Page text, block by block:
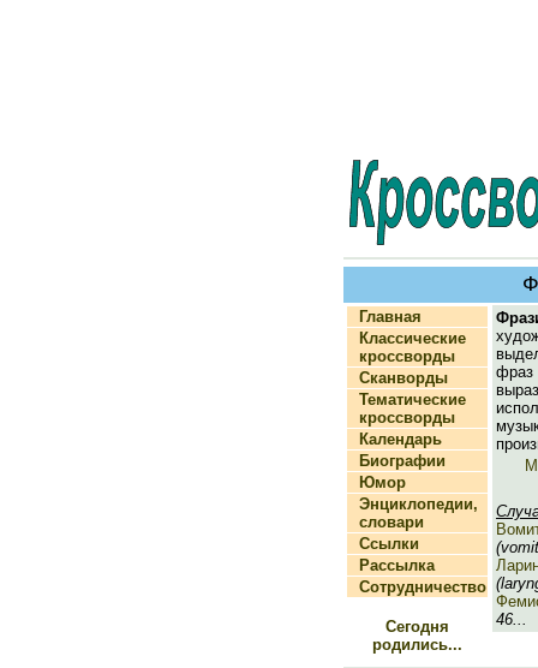
Главная
Классические
кроссворды
Сканворды
Тематические
кроссворды
Календарь
Биографии
Юмор
Энциклопедии,
словари
Ссылки
Рассылка
Сотрудничество
Сегодня
родились...
46...